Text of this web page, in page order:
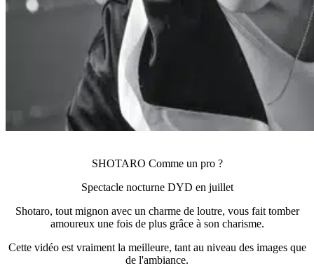
SHOTARO Comme un pro ?
Spectacle nocturne DYD en juillet
Shotaro, tout mignon avec un charme de loutre, vous fait tomber
amoureux une fois de plus grâce à son charisme.
Cette vidéo est vraiment la meilleure, tant au niveau des images que
de l'ambiance.